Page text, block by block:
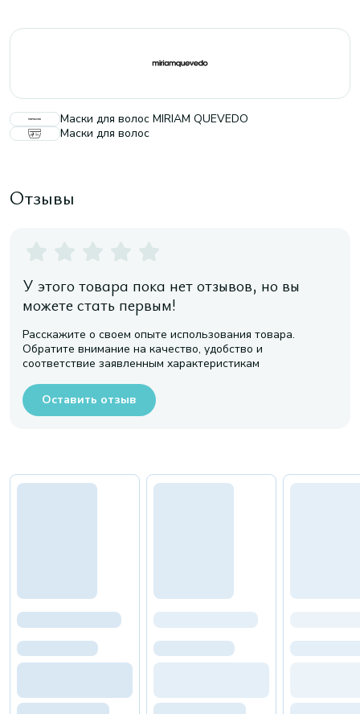
Маски для волос MIRIAM QUEVEDO
Маски для волос
Отзывы
У этого товара пока нет отзывов, но вы
можете стать первым!
Расскажите о своем опыте использования товара.
Обратите внимание на качество, удобство и
соответствие заявленным характеристикам
Оставить отзыв